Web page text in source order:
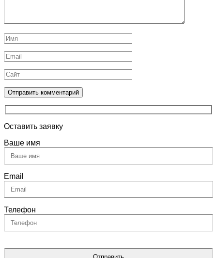
Оставить заявку
Ваше имя
Email
Телефон